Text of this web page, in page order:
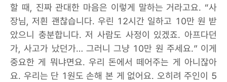
할 때, 진짜 관대한 마음은 이렇게 말하는 거라고요. “사
장님, 저흰 괜찮습니다. 우린 12시간 일하고 10만 원 받
았으니 충분합니다. 저 사람도 사정이 있겠죠. 아프다던
가, 사고가 났던가… 그러니 그냥 10만 원 주세요.” 이게
중요한 게 뭐냐면요. 우리 돈에서 떼어주는 게 아니잖아
요. 우리는 단 1원도 손해 본 게 없어요. 오히려 주인이 5